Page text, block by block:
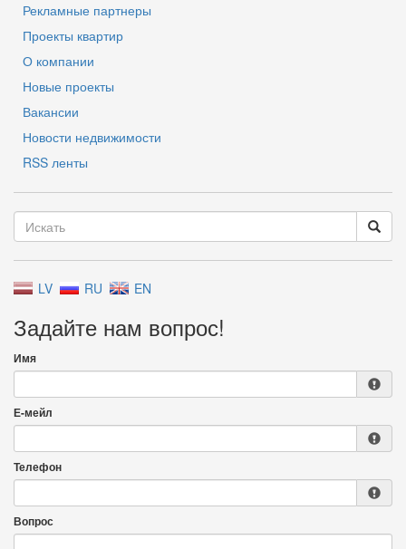
Рекламные партнеры
Проекты квартир
О компании
Новые проекты
Вакансии
Новости недвижимости
RSS ленты
LV RU EN
Задайте нам вопрос!
Имя
Е-мейл
Телефон
Вопрос